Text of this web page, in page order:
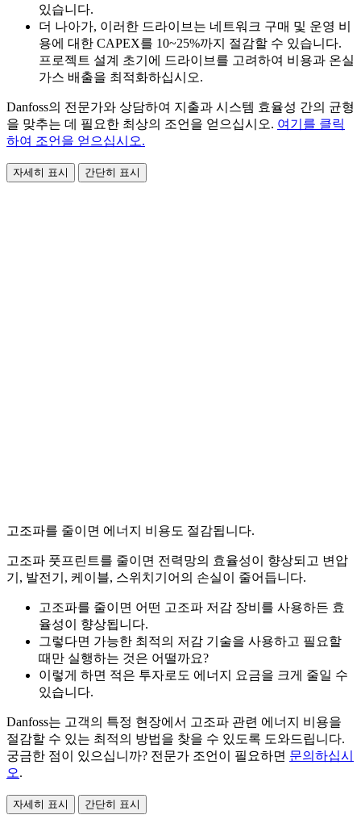
있습니다.
더 나아가, 이러한 드라이브는 네트워크 구매 및 운영 비
용에 대한 CAPEX를 10~25%까지 절감할 수 있습니다.
프로젝트 설계 초기에 드라이브를 고려하여 비용과 온실
가스 배출을 최적화하십시오.
Danfoss의 전문가와 상담하여 지출과 시스템 효율성 간의 균형
을 맞추는 데 필요한 최상의 조언을 얻으십시오. 여기를 클릭
하여 조언을 얻으십시오.
자세히 표시 간단히 표시
고조파를 줄이면 에너지 비용도 절감됩니다.
고조파 풋프린트를 줄이면 전력망의 효율성이 향상되고 변압
기, 발전기, 케이블, 스위치기어의 손실이 줄어듭니다.
고조파를 줄이면 어떤 고조파 저감 장비를 사용하든 효
율성이 향상됩니다.
그렇다면 가능한 최적의 저감 기술을 사용하고 필요할
때만 실행하는 것은 어떨까요?
이렇게 하면 적은 투자로도 에너지 요금을 크게 줄일 수
있습니다.
Danfoss는 고객의 특정 현장에서 고조파 관련 에너지 비용을
절감할 수 있는 최적의 방법을 찾을 수 있도록 도와드립니다.
궁금한 점이 있으십니까? 전문가 조언이 필요하면 문의하십시
오.
자세히 표시 간단히 표시